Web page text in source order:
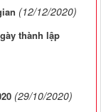
(12/12/2020)
thành lập
(29/10/2020)